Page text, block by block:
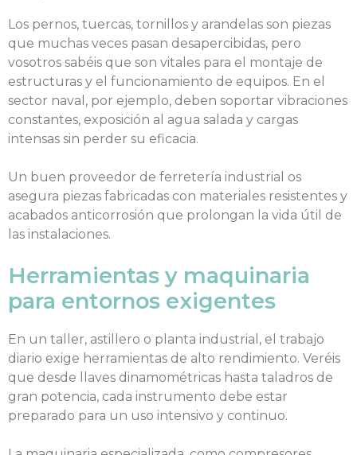
Los pernos, tuercas, tornillos y arandelas son piezas
que muchas veces pasan desapercibidas, pero
vosotros sabéis que son vitales para el montaje de
estructuras y el funcionamiento de equipos. En el
sector naval, por ejemplo, deben soportar vibraciones
constantes, exposición al agua salada y cargas
intensas sin perder su eficacia.
Un buen proveedor de ferretería industrial os
asegura piezas fabricadas con materiales resistentes y
acabados anticorrosión que prolongan la vida útil de
las instalaciones.
Herramientas y maquinaria
para entornos exigentes
En un taller, astillero o planta industrial, el trabajo
diario exige herramientas de alto rendimiento. Veréis
que desde llaves dinamométricas hasta taladros de
gran potencia, cada instrumento debe estar
preparado para un uso intensivo y continuo.